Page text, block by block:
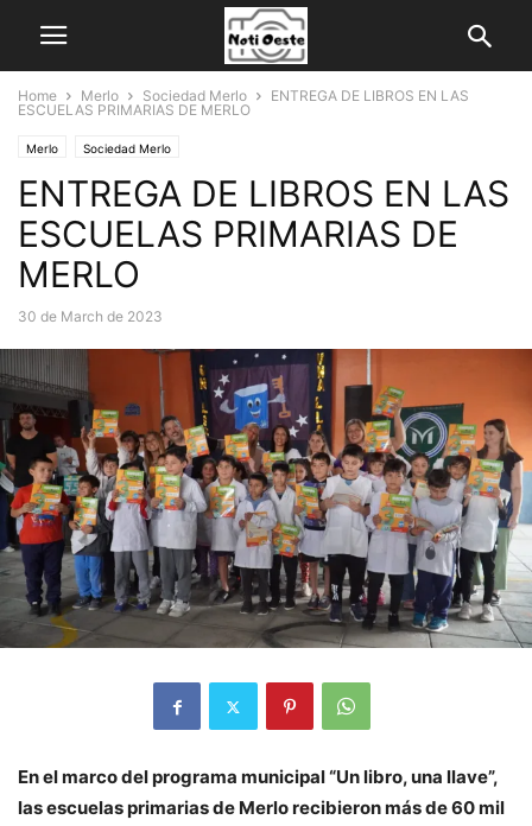
Home Merlo Sociedad Merlo
ENTREGA DE LIBROS EN LAS
ESCUELAS PRIMARIAS DE MERLO
Merlo Sociedad Merlo
ENTREGA DE LIBROS EN LAS
ESCUELAS PRIMARIAS DE
MERLO
30 de March de 2023
En el marco del programa municipal “Un libro, una llave”,
las escuelas primarias de Merlo recibieron más de 60 mil